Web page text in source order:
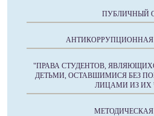
ПУБЛИЧНЫЙ
АНТИКОРРУПЦИОННАЯ
"ПРАВА СТУДЕНТОВ,
ДЕТЬМИ, ОСТАВШИМИСЯ БЕЗ
ЛИЦАМИ ИЗ ИХ
МЕТОДИЧЕСКАЯ